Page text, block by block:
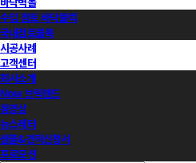
수입 점토 바닥블럭
국내점토블록
시공사례
고객센터
회사소개
Now 브릭랜드
동영상
뉴스레터
샘플&견적신청서
프로모션